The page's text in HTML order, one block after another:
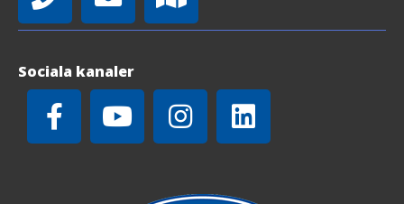
Sociala kanaler